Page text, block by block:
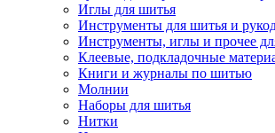
Иглы для шитья
Инструменты для шитья и
Инструменты, иглы и прочее
Клеевые, подкладочные
Книги и журналы по шитью
Молнии
Наборы для шитья
Нитки